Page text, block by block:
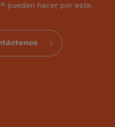
pueden hacer por este.